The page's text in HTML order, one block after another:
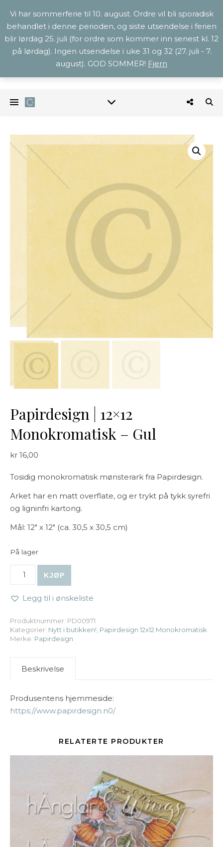
Papirdesign | 12×12
Monokromatisk – Gul
kr 16,00
Tosidig monokromatisk mønsterark fra Papirdesign.
Arket har en matt overflate, og er trykt på tykk syrefri
og ligninfri kartong.
Mål: 12″ x 12″ (ca. 30,5 x 30,5 cm)
På lager
KJØP
Legg til i ønskeliste
Produktnummer: PD00971
Kategorier: Nytt i butikken!, Papirdesign 12x12 Monokromatisk
Merke: Papirdesign
Beskrivelse
Produsentens hjemmeside:
https://www.papirdesign.n0/
RELATERTE PRODUKTER
Vi har sommerferie til 10. august. Ordre vil bli sporadisk
behandlet i denne perioden, og siste utsendelse i ferien
blir lørdag 25. juli (for ordre som kommer inn senest kl. 12
på lørdag). Ingen utsendelse i uke 31 og 32 (27. juli - 7.
august). GOD SOMMER! Fjern